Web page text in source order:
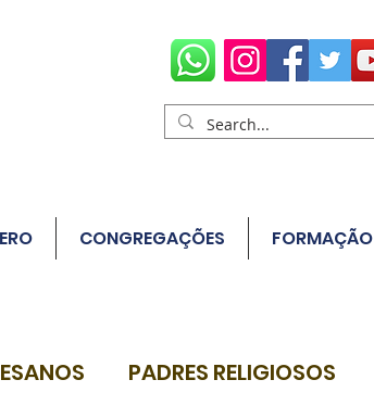
CONGREGAÇÕES FORMAÇÃO
PADRES RELIGIOSOS